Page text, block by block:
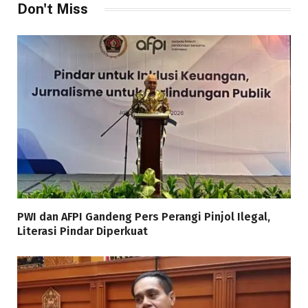
Don't Miss
PWI dan AFPI Gandeng Pers Perangi Pinjol Ilegal,
Literasi Pindar Diperkuat